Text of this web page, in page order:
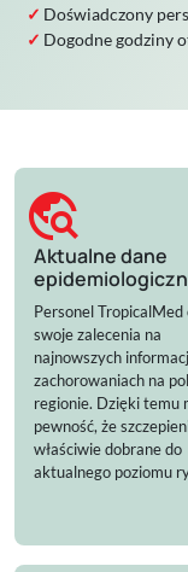
Doświadczony
Dogodne godziny
travel_explore
Aktualne dane
Personel TropicalMed
swoje zalecenia na
najnowszych
zachorowaniach na
regionie. Dzięki temu
pewność, że
właściwie dobrane do
aktualnego poziomu